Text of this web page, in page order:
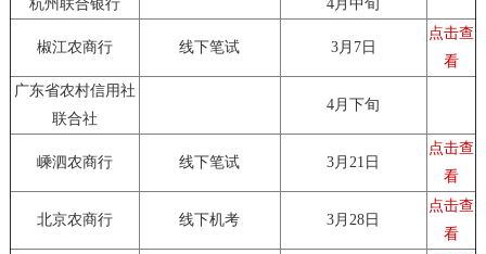
杭州联合银行
4月中旬
椒江农商行 线下笔试 3月7日
点击查
看
广东省农村信用社
联合社
4月下旬
嵊泗农商行 线下笔试 3月21日
点击查
看
北京农商行 线下机考 3月28日
点击查
看